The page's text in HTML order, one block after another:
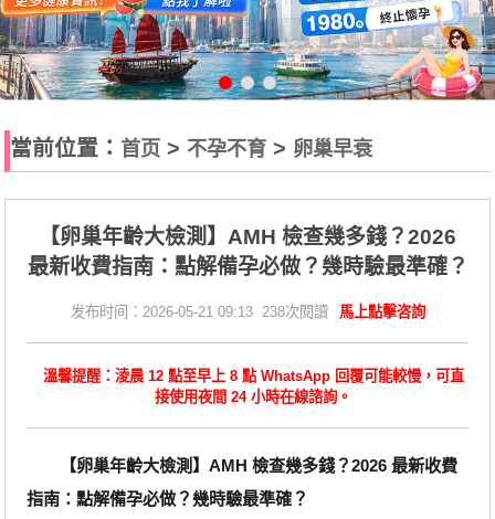
當前位置： 首页 > 不孕不育 > 卵巢早衰
【卵巢年齡大檢測】AMH 檢查幾多錢？2026
最新收費指南：點解備孕必做？幾時驗最準確？
发布时间：2026-05-21 09:13 238次閱讀 馬上點擊咨詢
溫馨提醒：淩晨 12 點至早上 8 點 WhatsApp 回覆可能較慢，可直
接使用夜間 24 小時在線諮詢。
【卵巢年齡大檢測】AMH 檢查幾多錢？2026 最新收費
指南：點解備孕必做？幾時驗最準確？